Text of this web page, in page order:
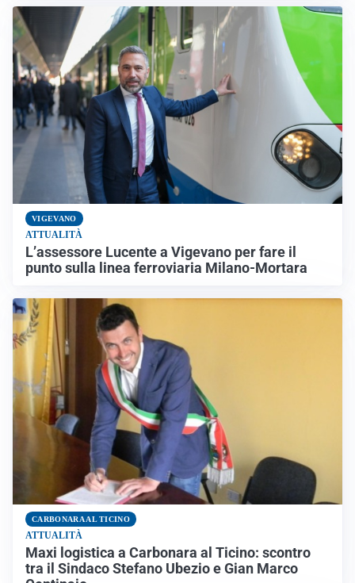
VIGEVANO
ATTUALITÀ
L’assessore Lucente a Vigevano per fare il
punto sulla linea ferroviaria Milano-Mortara
CARBONARA AL TICINO
ATTUALITÀ
Maxi logistica a Carbonara al Ticino: scontro
tra il Sindaco Stefano Ubezio e Gian Marco